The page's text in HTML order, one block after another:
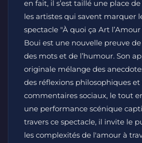
en fait, il s’est taillé une place
les artistes qui savent marquer
spectacle "À quoi ça Art
Boui est une nouvelle preuve
des mots et de l’humour. Son
originale mélange des
des réflexions philosophiques et
commentaires sociaux, le tout
une performance scénique
travers ce spectacle, il invite le
les complexités de l'amour à